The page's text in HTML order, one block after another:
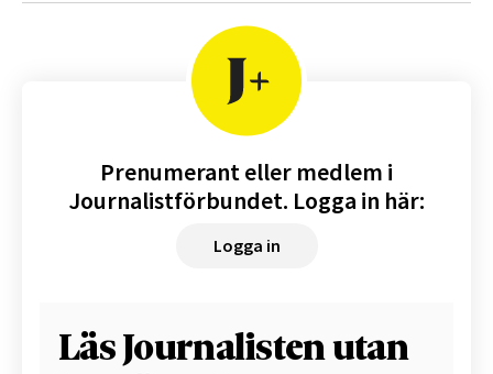
Prenumerant eller medlem i
Journalistförbundet. Logga in här:
Logga in
Läs Journalisten utan